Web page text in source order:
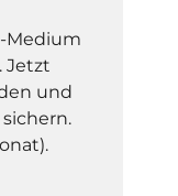
Medium
Jetzt
und